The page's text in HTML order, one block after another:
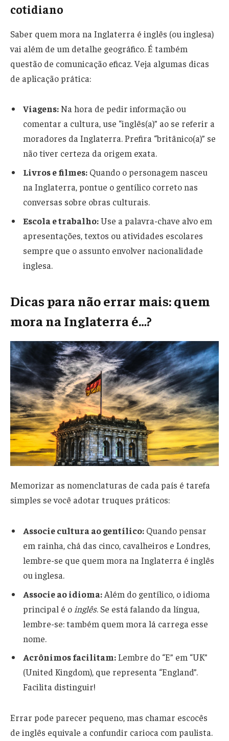
cotidiano
Saber quem mora na Inglaterra é inglês (ou inglesa)
vai além de um detalhe geográfico. É também
questão de comunicação eficaz. Veja algumas dicas
de aplicação prática:
Viagens:Na hora de pedir informação ou
comentar a cultura, use “inglês(a)” ao se referir a
moradores da Inglaterra. Prefira “britânico(a)” se
não tiver certeza da origem exata.
Livros e filmes: Quando o personagem nasceu
na Inglaterra, pontue o gentílico correto nas
conversas sobre obras culturais.
Escola e trabalho:Use a palavra-chave alvo em
apresentações, textos ou atividades escolares
sempre que o assunto envolver nacionalidade
inglesa.
Dicas para não errar mais: quem
mora na Inglaterra é…?
Memorizar as nomenclaturas de cada país é tarefa
simples se você adotar truques práticos:
Associe cultura ao gentílico: Quando pensar
em rainha, chá das cinco, cavalheiros e Londres,
lembre-se que quem mora na Inglaterra é inglês
ou inglesa.
Associe ao idioma: Além do gentílico, o idioma
principal é o inglês. Se está falando da língua,
lembre-se: também quem mora lá carrega esse
nome.
Acrônimos facilitam:Lembre do “E” em “UK”
(United Kingdom), que representa “England”.
Facilita distinguir!
Errar pode parecer pequeno, mas chamar escocês
de inglês equivale a confundir carioca com paulista.